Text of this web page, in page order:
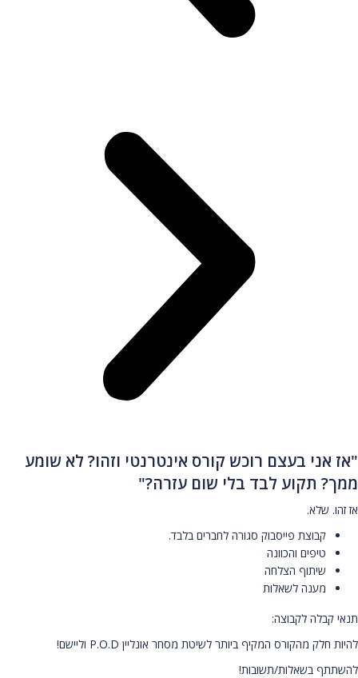
"אז אני בעצם רוכש קורס אינטרנטי וזהו? לא שומע
ממך? תקוע לבד בלי שום עזרה?"
אז זהו. שלא.
קבוצת פייסבוק סגורה לחברים בלבד.
טיפים והכוונה
שיתוף הצלחה
מענה לשאלות
תנאי קבלה לקבוצה:
להיות חלק מהקורס המקיף ביותר לשיטת מסחר אונליין P.O.D וליישם!
להשתתף בשאלות/תשובות!